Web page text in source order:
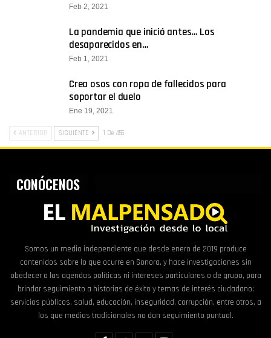
Feb 2, 2021
La pandemia que inició antes… Los
desaparecidos en…
Feb 1, 2021
Crea osos con ropa de fallecidos para
soportar el duelo
Ene 19, 2021
ANTERIOR SIGUIENTE 1 De 455
CONÓCENOS
Somos un medio independiente que desde enero de 2019 produce
contenidos sobre lo que ocurre en Sonora, y hace investigaciones sin
obedecer a las agendas políticas ni intereses particulares o de grupo, para
brindar seguimiento a historias de éxito y temas de interés ciudadano:
servicios públicos, salud, educación, inseguridad, corrupción, entre otros, a
los que medios tradicionales no dan seguimiento puntual.